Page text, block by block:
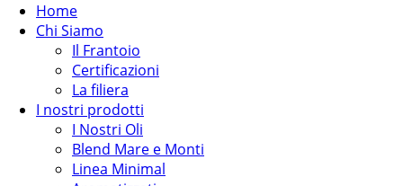
Home
Chi Siamo
Il Frantoio
Certificazioni
La filiera
I nostri prodotti
I Nostri Oli
Blend Mare e Monti
Linea Minimal